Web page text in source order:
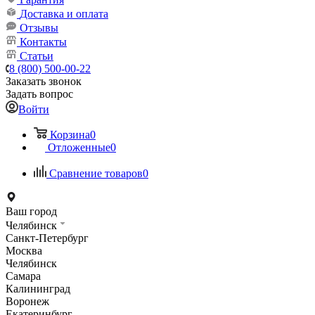
Доставка и оплата
Отзывы
Контакты
Статьи
8 (800) 500-00-22
Заказать звонок
Задать вопрос
Войти
Корзина0
Отложенные0
Сравнение товаров0
Ваш город
Челябинск
Санкт-Петербург
Москва
Челябинск
Самара
Калининград
Воронеж